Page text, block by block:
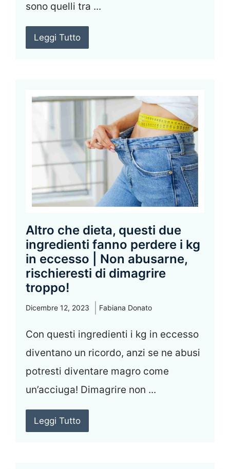
sono quelli tra ...
Leggi Tutto
Altro che dieta, questi due
ingredienti fanno perdere i kg
in eccesso | Non abusarne,
rischieresti di dimagrire
troppo!
Dicembre 12, 2023 Fabiana Donato
Con questi ingredienti i kg in eccesso
diventano un ricordo, anzi se ne abusi
potresti diventare magro come
un’acciuga! Dimagrire non ...
Leggi Tutto